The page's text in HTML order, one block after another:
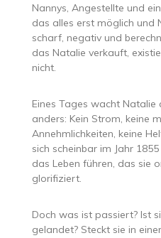
Nannys, Angestellte und
das alles erst möglich und
scharf, negativ und
das Natalie verkauft,
nicht.
Eines Tages wacht
anders: Kein Strom, keine
Annehmlichkeiten, keine
sich scheinbar im Jahr
das Leben führen, das sie
glorifiziert.
Doch was ist passiert? Ist
gelandet? Steckt sie in